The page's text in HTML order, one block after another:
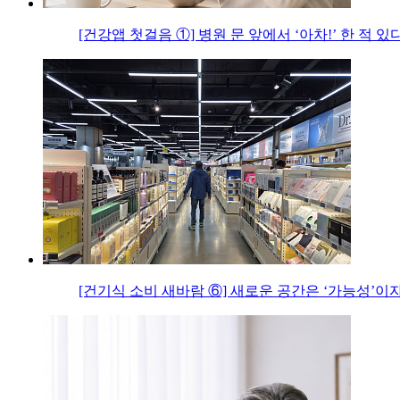
[건강앱 첫걸음 ①] 병원 문 앞에서 ‘아차!’ 한 적 있
[건기식 소비 새바람 ⑥] 새로운 공간은 ‘가능성’이